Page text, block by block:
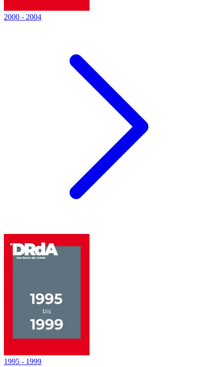
2000 - 2004
1995 - 1999